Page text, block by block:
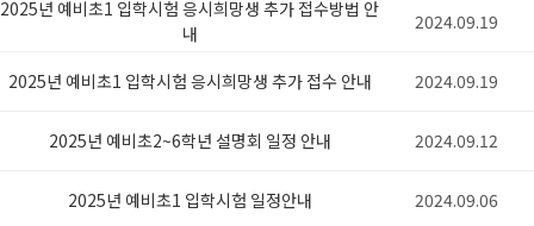
2025년 예비초1 입학시험 응시희망생 추가 접수방법 안
내
2024.09.19
2025년 예비초1 입학시험 응시희망생 추가 접수 안내 2024.09.19
2025년 예비초2~6학년 설명회 일정 안내 2024.09.12
2025년 예비초1 입학시험 일정안내 2024.09.06